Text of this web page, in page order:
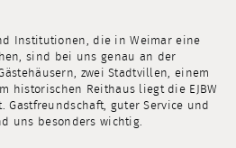
Institutionen, die in Weimar eine
sind bei uns genau an der
zwei Stadtvillen, einem
historischen Reithaus liegt die EJBW
Gastfreundschaft, guter Service und
uns besonders wichtig.